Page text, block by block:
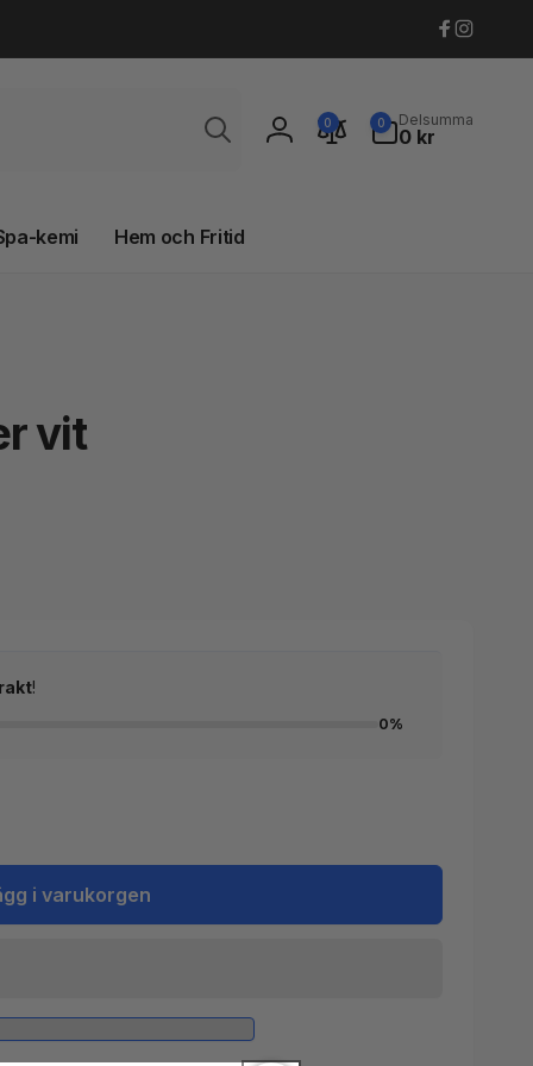
Facebook
Logga
0 0
artiklar
Delsumma
0 kr
kemi Hem och Fritid
vit
!
0%
i varukorgen